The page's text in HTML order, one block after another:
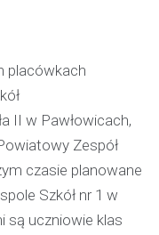
placówkach
II w Pawłowicach,
Zespół
czasie planowane
Szkół nr 1 w
są uczniowie klas